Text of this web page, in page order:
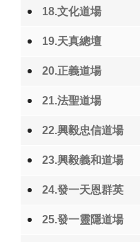
18.文化道場
19.天真總壇
20.正義道場
21.法聖道場
22.興毅忠信道場
23.興毅義和道場
24.發一天恩群英
25.發一靈隱道場